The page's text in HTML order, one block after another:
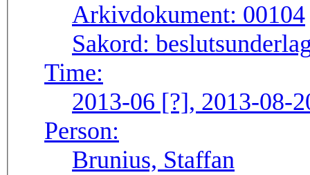
Arkivdokument: 00104
Sakord:
Time:
2013-06 [?], 2013-08-
Person:
Brunius, Staffan